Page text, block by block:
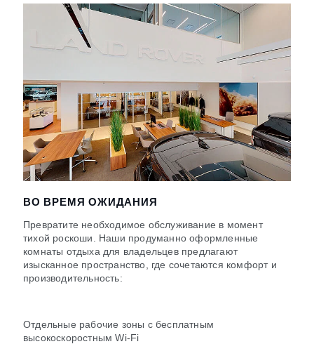
ВО ВРЕМЯ ОЖИДАНИЯ
Превратите необходимое обслуживание в момент
тихой роскоши. Наши продуманно оформленные
комнаты отдыха для владельцев предлагают
изысканное пространство, где сочетаются комфорт и
производительность:
Отдельные рабочие зоны с бесплатным
высокоскоростным Wi-Fi